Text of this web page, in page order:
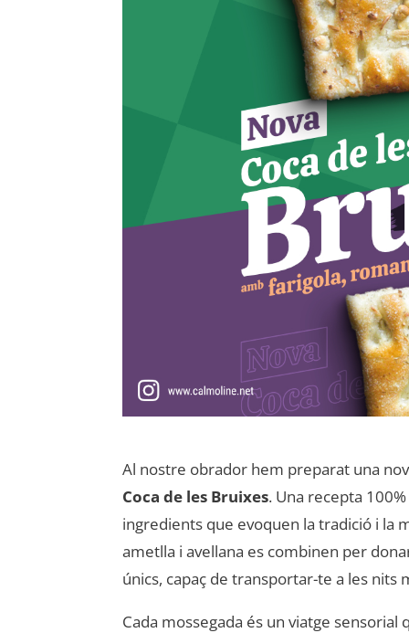
Al nostre obrador hem preparat una
Coca de les Bruixes. Una recepta
ingredients que evoquen la tradició i la
ametlla i avellana es combinen per
únics, capaç de transportar-te a les
Cada mossegada és un viatge